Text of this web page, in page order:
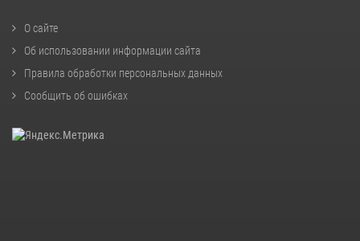
О сайте
Об использовании информации сайта
Правила обработки персональных данных
Сообщить об ошибках